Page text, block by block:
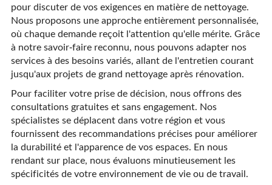
pour discuter de vos exigences en matière de nettoyage.
Nous proposons une approche entièrement personnalisée,
où chaque demande reçoit l'attention qu'elle mérite. Grâce
à notre savoir-faire reconnu, nous pouvons adapter nos
services à des besoins variés, allant de l'entretien courant
jusqu'aux projets de grand nettoyage après rénovation.
Pour faciliter votre prise de décision, nous offrons des
consultations gratuites et sans engagement. Nos
spécialistes se déplacent dans votre région et vous
fournissent des recommandations précises pour améliorer
la durabilité et l'apparence de vos espaces. En nous
rendant sur place, nous évaluons minutieusement les
spécificités de votre environnement de vie ou de travail.